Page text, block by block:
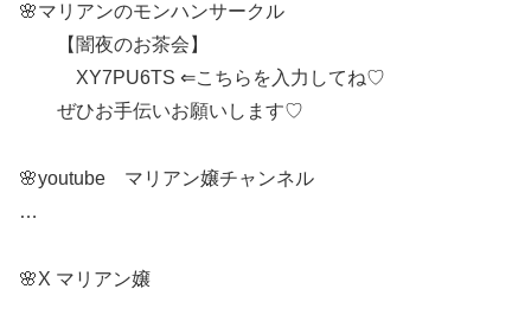
🌸マリアンのモンハンサークル
【闇夜のお茶会】
XY7PU6TS ⇐こちらを入力してね♡
ぜひお手伝いお願いします♡
🌸youtube マリアン嬢チャンネル
…
🌸X マリアン嬢